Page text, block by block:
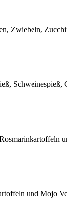
Zwiebeln,
Schweinespieß,
und Mojo